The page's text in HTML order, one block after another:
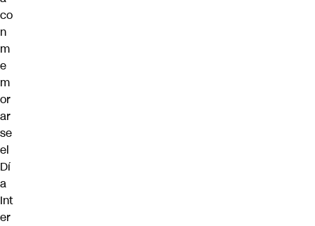
co
n
m
e
m
or
ar
se
el
Dí
a
Int
er